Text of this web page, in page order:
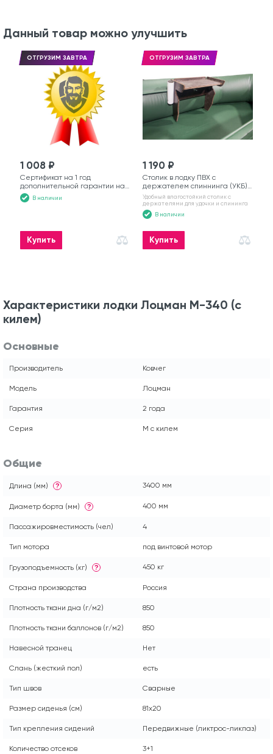
Данный товар можно улучшить
ОТГРУЗИМ ЗАВТРА
1 008 ₽
Сертификат на 1 год
дополнительной гарантии на
моторную лодку
В наличии
Купить
ОТГРУЗИМ ЗАВТРА
1 190 ₽
Столик в лодку ПВХ с
держателем спиннинга (УКБ)
№6
Удобный влагостойкий столик с
держателями для удочки и спининга
В наличии
Купить
Характеристики лодки Лоцман М-340 (с
килем)
Основные
Производитель Ковчег
Модель Лоцман
Гарантия 2 года
Серия М с килем
Общие
Длина (мм) ? 3400 мм
Диаметр борта (мм) ? 400 мм
Пассажировместимость (чел) 4
Тип мотора под винтовой мотор
Грузоподъемность (кг) ? 450 кг
Страна производства Россия
Плотность ткани дна (г/м2) 850
Плотность ткани баллонов (г/м2) 850
Навесной транец Нет
Слань (жесткий пол) есть
Тип швов Сварные
Размер сиденья (см) 81x20
Тип крепления сидений Передвижные (ликтрос-ликпаз)
Количество отсеков 3+1